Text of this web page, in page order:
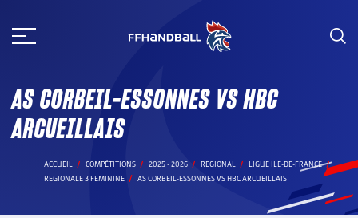
au
AS CORBEIL-ESSONNES VS HBC
ARCUEILLAIS
ACCUEIL COMPÉTITIONS 2025 - 2026 REGIONAL
LIGUE ILE-DE-FRANCE
REGIONALE 3 FEMININE
AS CORBEIL-ESSONNES VS HBC ARCUEILLAIS